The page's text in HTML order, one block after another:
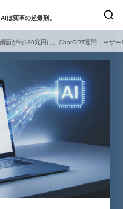
は変革の起爆剤。
ュース
日本オムニチャネル協会
プ
せ
セミナー
】「イノベーションを
」～投資される事業の
額が約130兆円に。ChatGPT週間ユーザ